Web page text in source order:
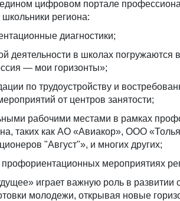
цифровом портале
региона:
диагностики;
деятельности в школах
— мои горизонты»;
по трудоустройству и
от центров занятости;
рабочими местами в рамках
таких как АО «Авиакор», ООО
"Август"», и многих других;
профориентационных мероприятиях
играет важную роль в
молодежи, открывая новые